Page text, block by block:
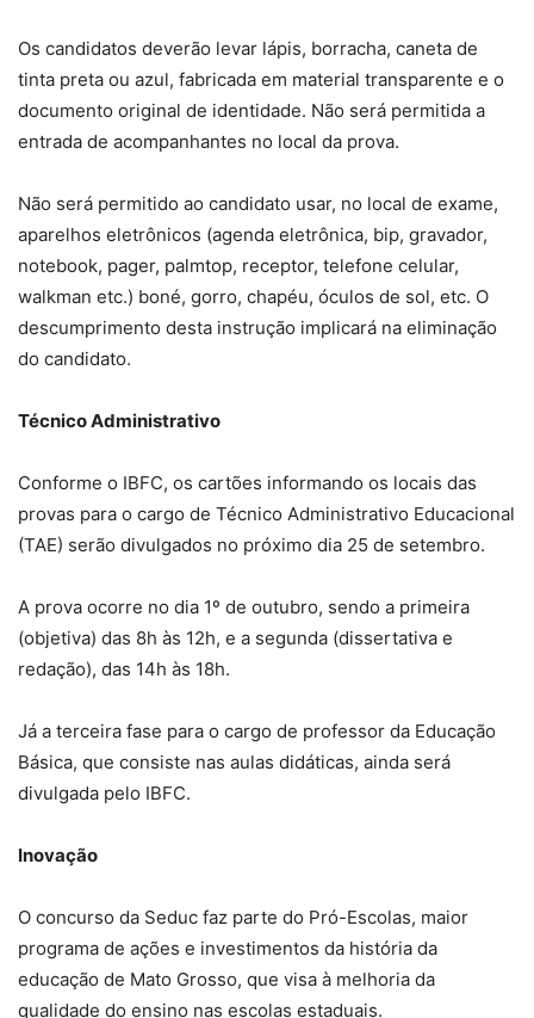
Os candidatos deverão levar lápis, borracha, caneta de
tinta preta ou azul, fabricada em material transparente e o
documento original de identidade. Não será permitida a
entrada de acompanhantes no local da prova.
Não será permitido ao candidato usar, no local de exame,
aparelhos eletrônicos (agenda eletrônica, bip, gravador,
notebook, pager, palmtop, receptor, telefone celular,
walkman etc.) boné, gorro, chapéu, óculos de sol, etc. O
descumprimento desta instrução implicará na eliminação
do candidato.
Técnico Administrativo
Conforme o IBFC, os cartões informando os locais das
provas para o cargo de Técnico Administrativo Educacional
(TAE) serão divulgados no próximo dia 25 de setembro.
A prova ocorre no dia 1º de outubro, sendo a primeira
(objetiva) das 8h às 12h, e a segunda (dissertativa e
redação), das 14h às 18h.
Já a terceira fase para o cargo de professor da Educação
Básica, que consiste nas aulas didáticas, ainda será
divulgada pelo IBFC.
Inovação
O concurso da Seduc faz parte do Pró-Escolas, maior
programa de ações e investimentos da história da
educação de Mato Grosso, que visa à melhoria da
qualidade do ensino nas escolas estaduais.